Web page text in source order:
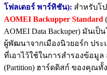
โฟลเดอร์ พาร์ทิชัน): สำหรับโ
AOMEI Backupper Standard
AOMEI Data Backuper) มัน
ผู้พัฒนาจากเมืองนิวยอร์ก ประ
ที่เอาไว้ใช้ในการสำรองข้อมู
(Partition) ฮาร์ดดิสก์ ของคุณทั้